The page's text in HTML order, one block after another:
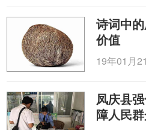
诗词中
价值
19年01月
凤庆县
障人民